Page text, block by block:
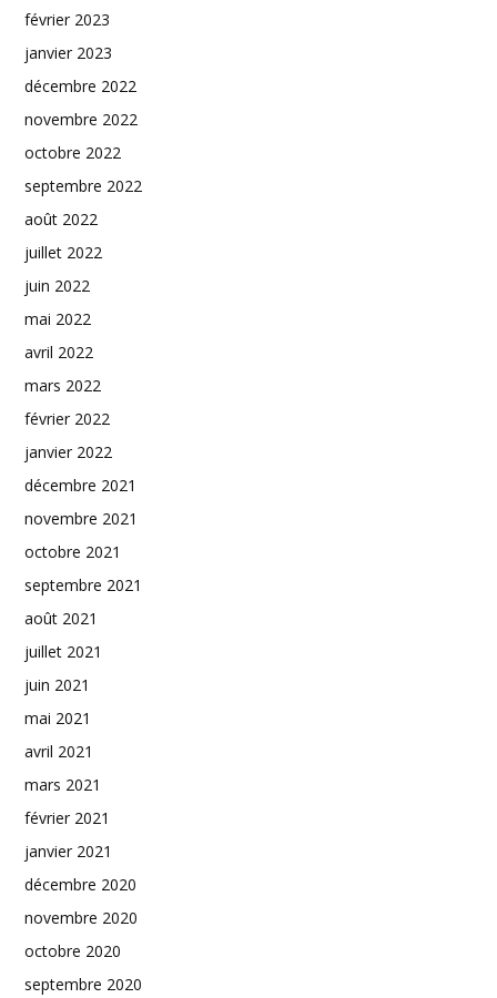
février 2023
janvier 2023
décembre 2022
novembre 2022
octobre 2022
septembre 2022
août 2022
juillet 2022
juin 2022
mai 2022
avril 2022
mars 2022
février 2022
janvier 2022
décembre 2021
novembre 2021
octobre 2021
septembre 2021
août 2021
juillet 2021
juin 2021
mai 2021
avril 2021
mars 2021
février 2021
janvier 2021
décembre 2020
novembre 2020
octobre 2020
septembre 2020